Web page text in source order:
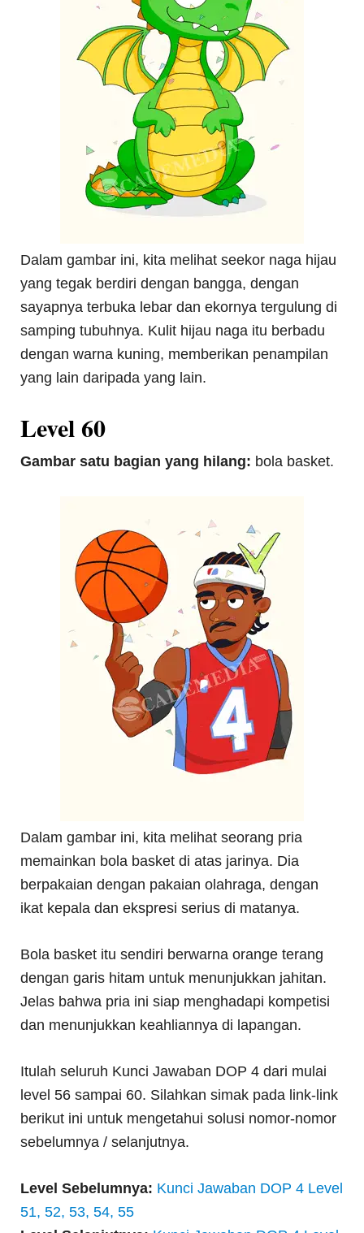
Dalam gambar ini, kita melihat seekor naga hijau
yang tegak berdiri dengan bangga, dengan
sayapnya terbuka lebar dan ekornya tergulung di
samping tubuhnya. Kulit hijau naga itu berbadu
dengan warna kuning, memberikan penampilan
yang lain daripada yang lain.
Level 60
Gambar satu bagian yang hilang: bola basket.
Dalam gambar ini, kita melihat seorang pria
memainkan bola basket di atas jarinya. Dia
berpakaian dengan pakaian olahraga, dengan
ikat kepala dan ekspresi serius di matanya.
Bola basket itu sendiri berwarna orange terang
dengan garis hitam untuk menunjukkan jahitan.
Jelas bahwa pria ini siap menghadapi kompetisi
dan menunjukkan keahliannya di lapangan.
Itulah seluruh Kunci Jawaban DOP 4 dari mulai
level 56 sampai 60. Silahkan simak pada link-link
berikut ini untuk mengetahui solusi nomor-nomor
sebelumnya / selanjutnya.
Level Sebelumnya: Kunci Jawaban DOP 4 Level
51, 52, 53, 54, 55